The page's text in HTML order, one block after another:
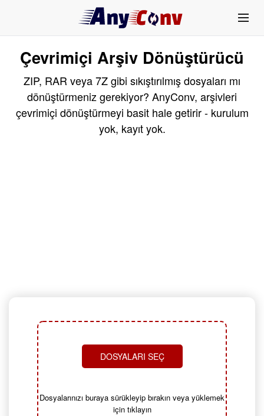
Çevrimiçi Arşiv Dönüştürücü
ZIP, RAR veya 7Z gibi sıkıştırılmış dosyaları mı
dönüştürmeniz gerekiyor? AnyConv, arşivleri
çevrimiçi dönüştürmeyi basit hale getirir - kurulum
yok, kayıt yok.
DOSYALARI SEÇ
Dosyalarınızı buraya sürükleyip bırakın veya yüklemek
için tıklayın